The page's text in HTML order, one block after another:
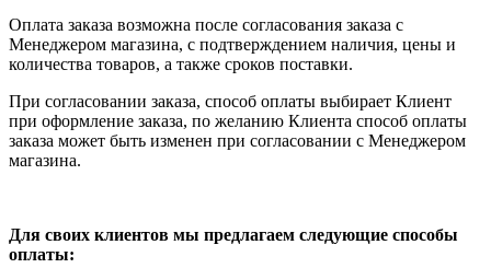
Оплата заказа возможна после согласования заказа с
Менеджером магазина, с подтверждением наличия, цены и
количества товаров, а также сроков поставки.
При согласовании заказа, способ оплаты выбирает Клиент
при оформление заказа, по желанию Клиента способ оплаты
заказа может быть изменен при согласовании с Менеджером
магазина.
Для своих клиентов мы предлагаем следующие способы
оплаты: